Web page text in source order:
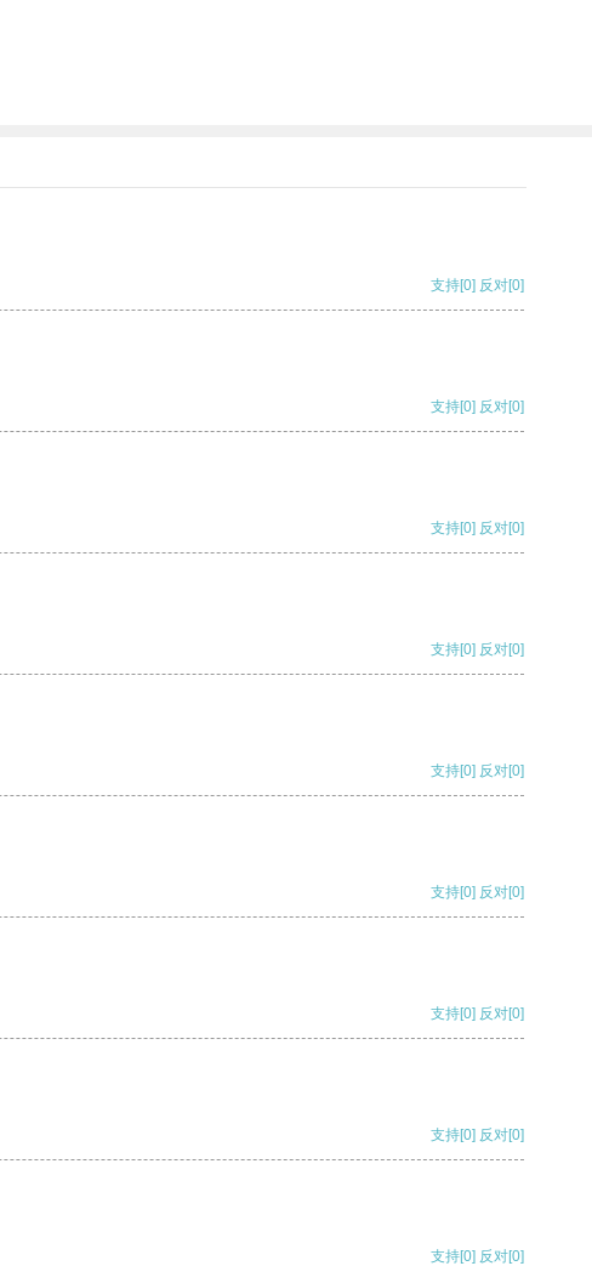
支持[0] 反对[0]
支持[0] 反对[0]
支持[0] 反对[0]
支持[0] 反对[0]
支持[0] 反对[0]
支持[0] 反对[0]
支持[0] 反对[0]
支持[0] 反对[0]
支持[0] 反对[0]